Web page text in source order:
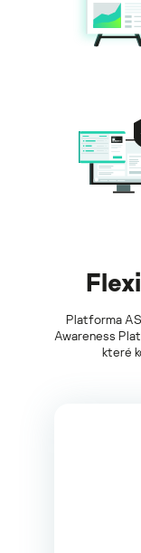
Platforma
Awareness
které